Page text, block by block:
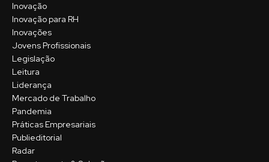
Inovação
Inovação para RH
Inovações
Jovens Profissionais
Legislação
Leitura
Liderança
Mercado de Trabalho
Pandemia
Práticas Empresariais
Publieditorial
Radar